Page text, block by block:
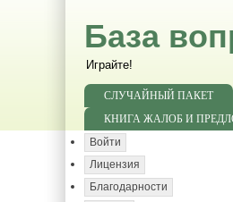
База
Играйте!
СЛУЧАЙНЫЙ ПАКЕТ
КНИГА ЖАЛОБ И
Войти
Лицензия
Благодарности